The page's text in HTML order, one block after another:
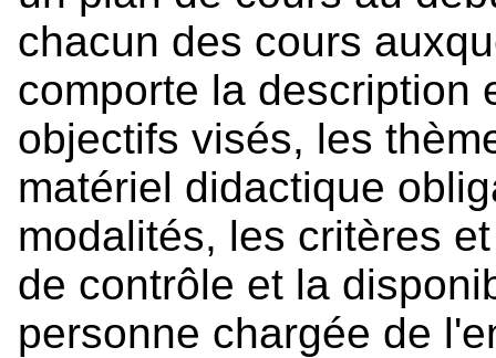
chacun des cours
comporte la description
objectifs visés, les
matériel didactique
modalités, les critères
de contrôle et la
personne chargée de